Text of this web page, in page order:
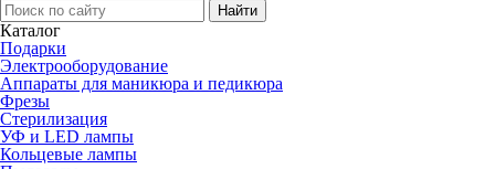
Каталог
Подарки
Электро­оборудование
Аппараты для маникюра и педикюра
Фрезы
Стерилизация
УФ и LED лампы
Кольцевые лампы